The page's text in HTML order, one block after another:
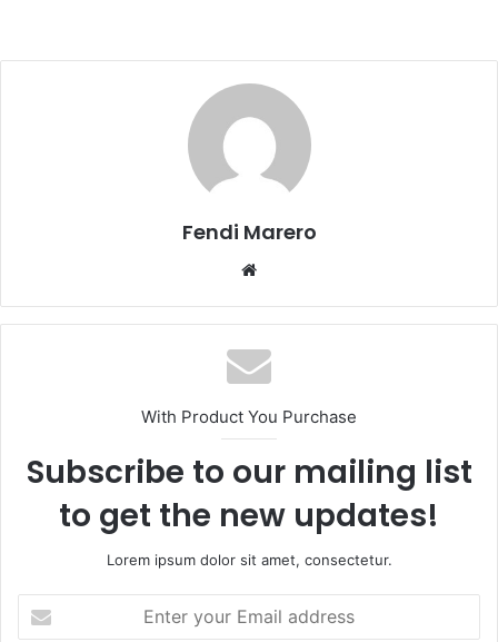
Fendi Marero
With Product You Purchase
Subscribe to our mailing list
to get the new updates!
Lorem ipsum dolor sit amet, consectetur.
your